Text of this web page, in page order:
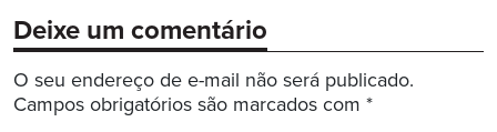
Deixe um comentário
O seu endereço de e-mail não será publicado.
Campos obrigatórios são marcados com *